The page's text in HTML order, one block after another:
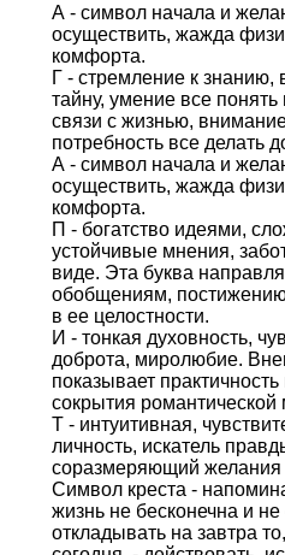
А - символ начала и
осуществить, жажда
комфорта.
Г - стремление к знанию,
тайну, умение все
связи с жизнью,
потребность все делать
А - символ начала и
осуществить, жажда
комфорта.
П - богатство идеями,
устойчивые мнения,
виде. Эта буква
обобщениям, постижению
в ее целостности.
И - тонкая духовность,
доброта, миролюбие.
показывает
сокрытия романтической
Т - интуитивная,
личность, искатель
соразмеряющий желания
Символ креста -
жизнь не бесконечна и не
откладывать на завтра